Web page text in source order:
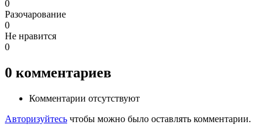
0
Разочарование
0
Не нравится
0
0 комментариев
Комментарии отсутствуют
Авторизуйтесь чтобы можно было оставлять комментарии.